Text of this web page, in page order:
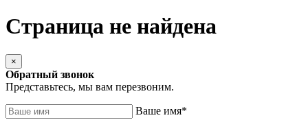
Страница не найдена
×
Обратный звонок
Представьтесь, мы вам перезвоним.
Ваше имя*